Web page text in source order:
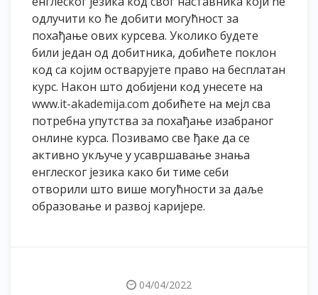
одлучити ко ће добити могућност за
похађање ових курсева. Уколико будете
били један од добитника, добићете поклон
код са којим остварујете право на бесплатан
курс. Након што добијени код унесете на
www.it-akademija.com добићете на мејл сва
потребна упутства за похађање изабраног
онлине курса. Позивамо све ђаке да се
активно укључе у усавршавање знања
енглеског језика како би тиме себи
отворили што више могућности за даље
образовање и развој каријере.
04/04/2022